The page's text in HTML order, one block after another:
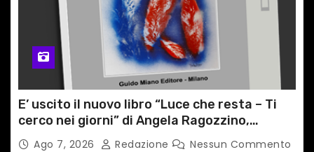
E’ uscito il nuovo libro “Luce che resta – Ti
cerco nei giorni” di Angela Ragozzino,
medico primario di Capua
Ago 7, 2026 Redazione Nessun Commento